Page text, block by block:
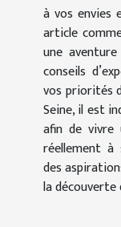
à vos envies
article
une
conseils
vos priorités
Seine, il est
afin de vivre
réellement à
des
la découverte